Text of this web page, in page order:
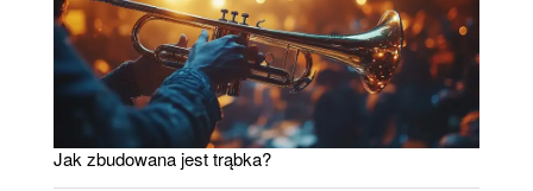
Jak zbudowana jest trąbka?